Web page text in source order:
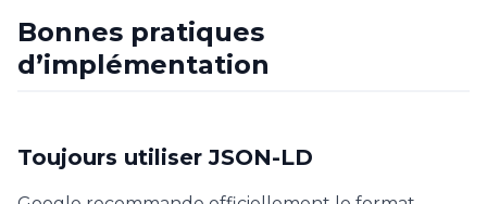
Bonnes pratiques
d’implémentation
Toujours utiliser JSON-LD